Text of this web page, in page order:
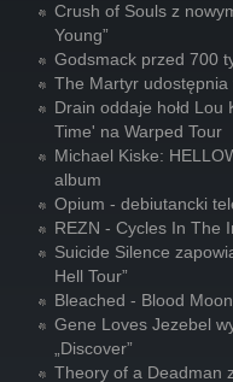
Crush of Souls z
Young”
Godsmack przed 700
The Martyr udostępnia
Drain oddaje hołd
Time' na Warped Tour
Michael Kiske:
album
Opium - debiutancki
REZN - Cycles In The
Suicide Silence
Hell Tour”
Bleached - Blood Moon
Gene Loves Jezebel
„Discover”
Theory of a Deadman